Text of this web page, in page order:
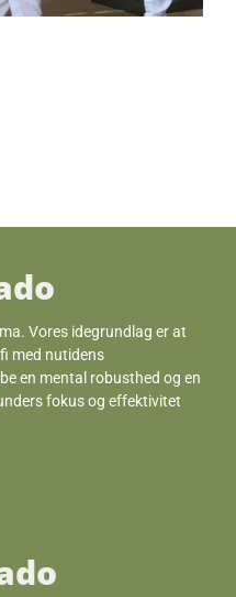
Vores idegrundlag er at
med nutidens
en mental robusthed og en
fokus og effektivitet